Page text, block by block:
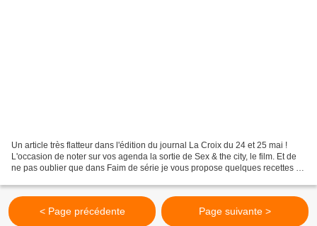
Un article très flatteur dans l'édition du journal La Croix du 24 et 25 mai !
L'occasion de noter sur vos agenda la sortie de Sex & the city, le film. Et de
ne pas oublier que dans Faim de série je vous propose quelques recettes de
< Page précédente Page suivante >